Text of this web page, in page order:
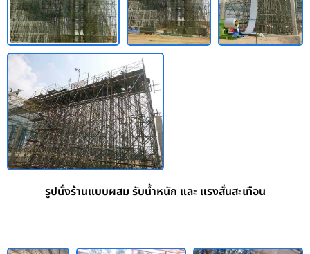
รูปนั่งร้านแบบผสม รับน้ำหนัก และ แรงสั่นสะเทือน